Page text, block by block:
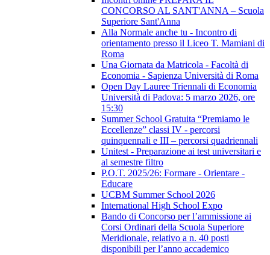
CONCORSO AL SANT'ANNA – Scuola
Superiore Sant'Anna
Alla Normale anche tu - Incontro di
orientamento presso il Liceo T. Mamiani di
Roma
Una Giornata da Matricola - Facoltà di
Economia - Sapienza Università di Roma
Open Day Lauree Triennali di Economia
Università di Padova: 5 marzo 2026, ore
15:30
Summer School Gratuita “Premiamo le
Eccellenze” classi IV - percorsi
quinquennali e III – percorsi quadriennali
Unitest - Preparazione ai test universitari e
al semestre filtro
P.O.T. 2025/26: Formare - Orientare -
Educare
UCBM Summer School 2026
International High School Expo
Bando di Concorso per l’ammissione ai
Corsi Ordinari della Scuola Superiore
Meridionale, relativo a n. 40 posti
disponibili per l’anno accademico